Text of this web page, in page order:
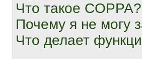
Что такое COPPA?
Почему я не могу
Что делает